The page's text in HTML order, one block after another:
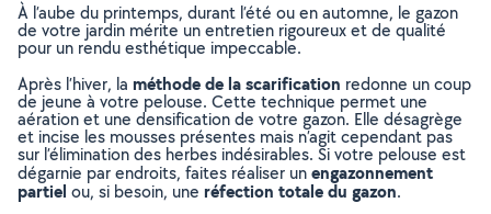
À l’aube du printemps, durant l’été ou en automne, le gazon
de votre jardin mérite un entretien rigoureux et de qualité
pour un rendu esthétique impeccable.
Après l’hiver, la méthode de la scarification redonne un coup
de jeune à votre pelouse. Cette technique permet une
aération et une densification de votre gazon. Elle désagrège
et incise les mousses présentes mais n’agit cependant pas
sur l’élimination des herbes indésirables. Si votre pelouse est
dégarnie par endroits, faites réaliser unengazonnement
partiel ou, si besoin, une réfection totale du gazon.